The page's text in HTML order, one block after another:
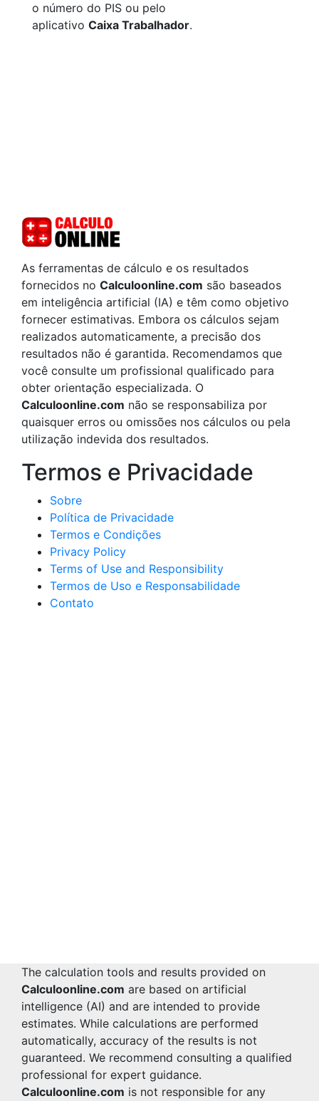
o número do PIS ou pelo
aplicativo Caixa Trabalhador.
As ferramentas de cálculo e os resultados
fornecidos no Calculoonline.com são baseados
em inteligência artificial (IA) e têm como objetivo
fornecer estimativas. Embora os cálculos sejam
realizados automaticamente, a precisão dos
resultados não é garantida. Recomendamos que
você consulte um profissional qualificado para
obter orientação especializada. O
Calculoonline.com não se responsabiliza por
quaisquer erros ou omissões nos cálculos ou pela
utilização indevida dos resultados.
Termos e Privacidade
Sobre
Política de Privacidade
Termos e Condições
Privacy Policy
Terms of Use and Responsibility
Termos de Uso e Responsabilidade
Contato
The calculation tools and results provided on
Calculoonline.com are based on artificial
intelligence (AI) and are intended to provide
estimates. While calculations are performed
automatically, accuracy of the results is not
guaranteed. We recommend consulting a qualified
professional for expert guidance.
Calculoonline.com is not responsible for any